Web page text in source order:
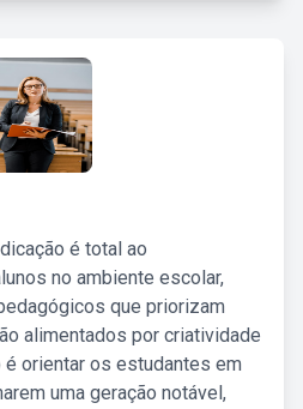
é total ao
no ambiente escolar,
que priorizam
alimentados por criatividade
orientar os estudantes em
uma geração notável,